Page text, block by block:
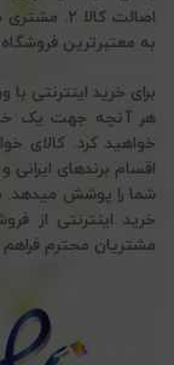
به معتبرترین فروشگاه
برای خرید اینترنتی
هر آنچه جهت یک
خواهید کرد. کالای
اقسام برندهای
شما را پوشش میدهد.
خرید اینترنتی از
مشتریان محترم